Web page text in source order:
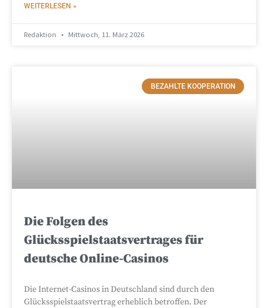
WEITERLESEN »
Redaktion Mittwoch, 11. März 2026
BEZAHLTE KOOPERATION
Die Folgen des
Glücksspielstaatsvertrages für
deutsche Online-Casinos
Die Internet-Casinos in Deutschland sind durch den
Glücksspielstaatsvertrag erheblich betroffen. Der